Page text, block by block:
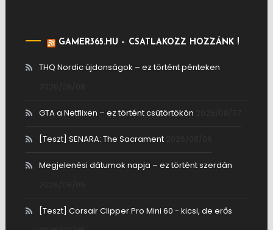
GAMER365.HU – CSATLAKOZZ HOZZÁNK !
THQ Nordic újdonságok – ez történt pénteken
GTA a Netflixen – ez történt csütörtökön
[Teszt] SENARA: The Sacrament
Megjelenési dátumok napja – ez történt szerdán
[Teszt] Corsair Clipper Pro Mini 60 - kicsi, de erős